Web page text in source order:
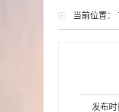
当前位置：
发布